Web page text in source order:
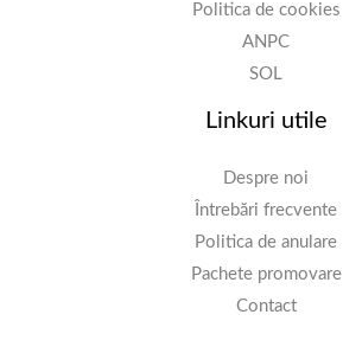
Politica de cookies
ANPC
SOL
Linkuri utile
Despre noi
Întrebări frecvente
Politica de anulare
Pachete promovare
Contact